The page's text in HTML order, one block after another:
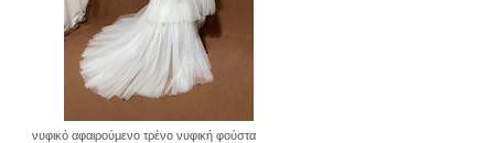
νυφικό αφαιρούμενο τρένο νυφική φούστα